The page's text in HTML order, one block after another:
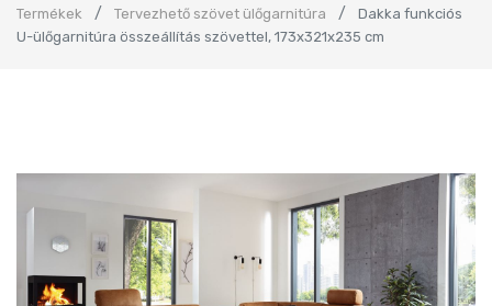
Termékek Tervezhető szövet ülőgarnitúra
Dakka funkciós
U-ülőgarnitúra összeállítás szövettel, 173x321x235 cm